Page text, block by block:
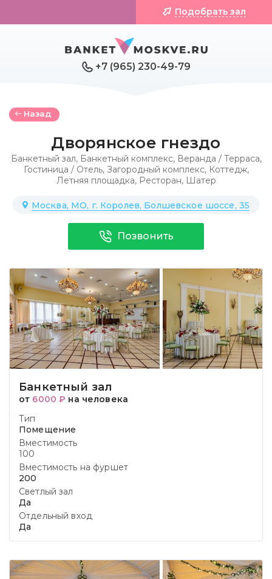
+7 (965) 230-49-79
Подобрать зал
Назад
Дворянское гнездо
Банкетный зал,Банкетный комплекс,Веранда / Терраса,
Гостиница / Отель,Загородный комплекс,Коттедж,
Летняя площадка, Ресторан,Шатер
Москва, МО, г. Королев, Болшевское шоссе, 35
Позвонить
Банкетный зал
от 6000 ₽ на человека
Тип
Помещение
Вместимость
100
Вместимость на фуршет
200
Светлый зал
Да
Отдельный вход
Да